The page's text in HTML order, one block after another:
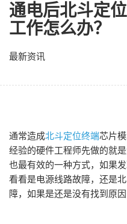
通电后北斗定
工作怎么办？
最新资讯
通常造成北斗定位终端芯片
经验的硬件工程师先做的就
也最有效的一种方式，如果
看看是电源线路故障，还是
障，如果是还是没有找到原